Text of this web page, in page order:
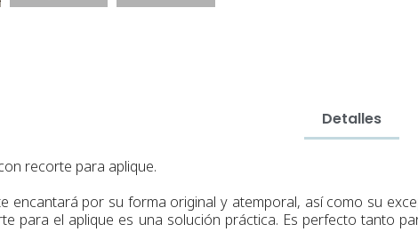
Detalles
recorte para aplique.
encantará por su forma original y atemporal, así como su
para el aplique es una solución práctica. Es perfecto tanto